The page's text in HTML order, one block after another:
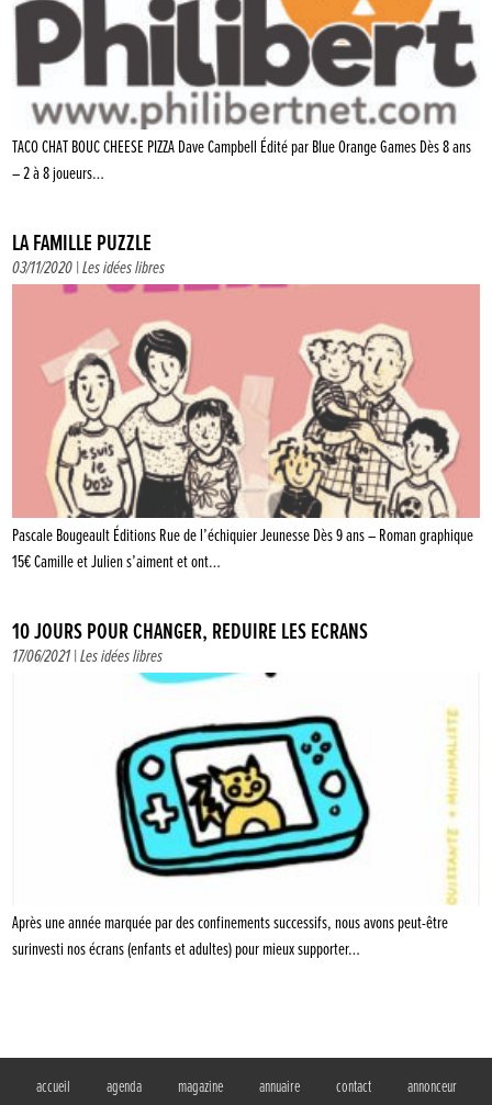
TACO CHAT BOUC CHEESE PIZZA Dave Campbell Édité par Blue Orange Games Dès 8 ans
– 2 à 8 joueurs…
LA FAMILLE PUZZLE
03/11/2020 |Les idées libres
Pascale Bougeault Éditions Rue de l’échiquier Jeunesse Dès 9 ans – Roman graphique
15€ Camille et Julien s’aiment et ont…
10 JOURS POUR CHANGER, RÉDUIRE LES ÉCRANS
17/06/2021 |Les idées libres
Après une année marquée par des confinements successifs, nous avons peut-être
surinvesti nos écrans (enfants et adultes) pour mieux supporter…
accueil agenda magazine annuaire contact
annonceur